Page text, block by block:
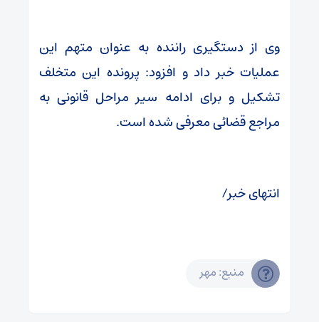
وی از دستگیری راننده به عنوان متهم این
عملیات خبر داد و افزود: پرونده این متخلف
تشکیل و برای ادامه سیر مراحل قانونی به
مراجع قضائی معرفی شده است.
انتهای خبر/
منبع: مهر